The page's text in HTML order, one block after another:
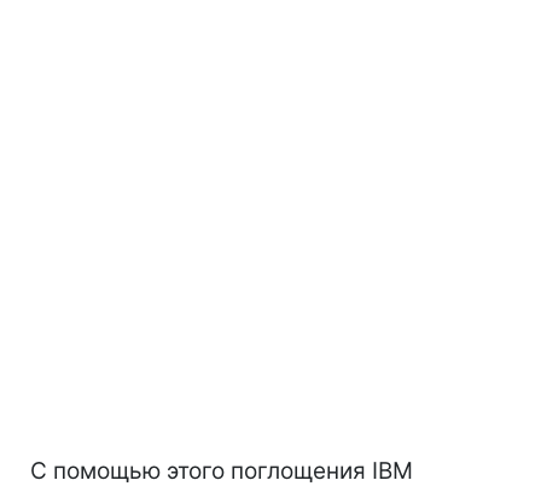
С помощью этого поглощения IBM